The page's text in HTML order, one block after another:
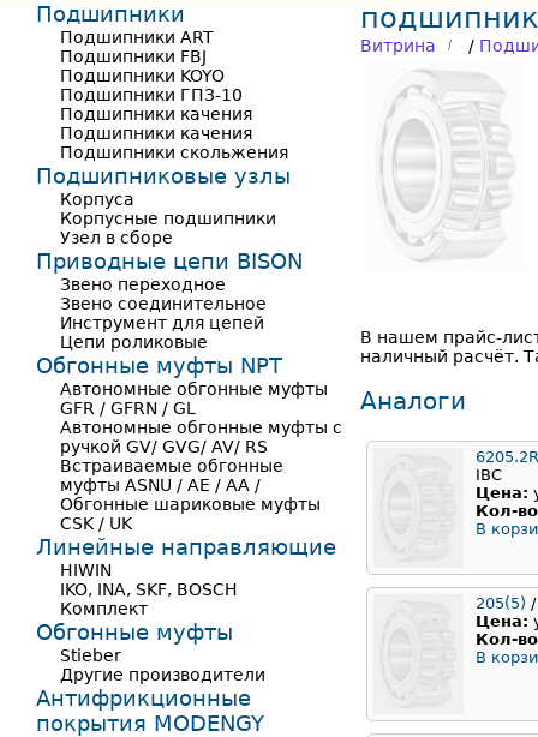
подшипник
Витрина /
В нашем прайс-
наличный расчёт.
Аналоги
IBC
Цена:
Кол-
В
205(5)
Цена:
Кол-
В
Подшипники
Подшипники ART
Подшипники FBJ
Подшипники KOYO
Подшипники ГПЗ-10
Подшипники качения
Подшипники качения
Подшипники скольжения
Подшипниковые узлы
Корпуса
Корпусные подшипники
Узел в сборе
Приводные цепи BISON
Звено переходное
Звено соединительное
Инструмент для цепей
Цепи роликовые
Обгонные муфты NPT
Автономные обгонные муфты
GFR / GFRN / GL
Автономные обгонные муфты с
ручкой GV/ GVG/ AV/ RS
Встраиваемые обгонные
муфты ASNU / AE / AA /
Обгонные шариковые муфты
CSK / UK
Линейные направляющие
HIWIN
IKO, INA, SKF, BOSCH
Комплект
Обгонные муфты
Stieber
Другие производители
Антифрикционные
покрытия MODENGY